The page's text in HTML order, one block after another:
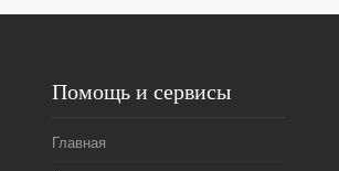
Помощь и сервисы
Главная